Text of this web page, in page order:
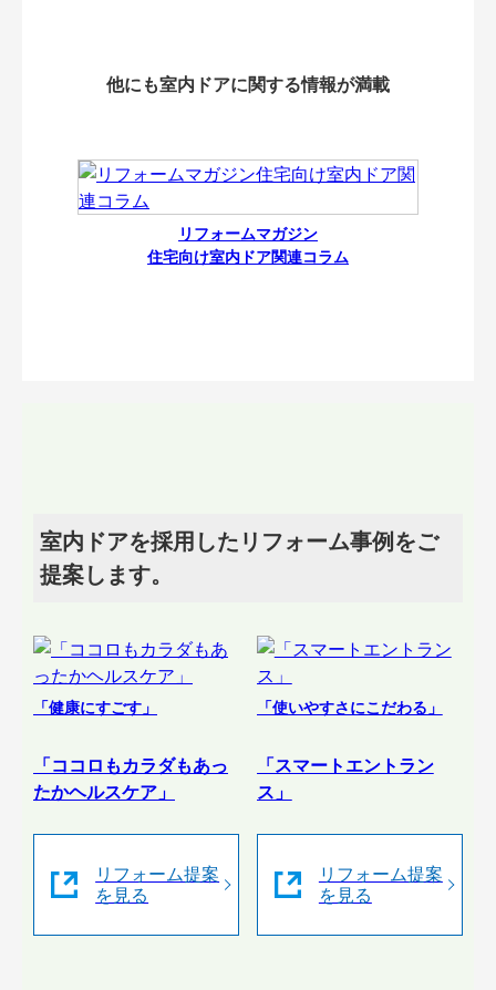
他にも室内ドアに関する情報が満載
リフォームマガジン
住宅向け室内ドア関連コラム
室内ドアを採用したリフォーム事例をご
提案します。
「健康にすごす」
「ココロもカラダもあっ
たかヘルスケア」
リフォーム提案
を見る
「使いやすさにこだわる」
「スマートエントラン
ス」
リフォーム提案
を見る